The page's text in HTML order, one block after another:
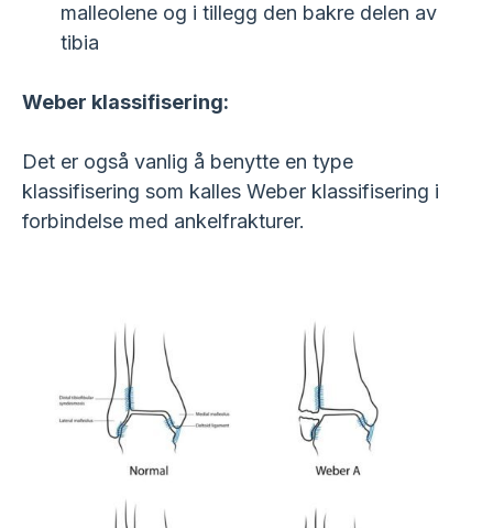
malleolene og i tillegg den bakre delen av
tibia
Weber klassifisering:
Det er også vanlig å benytte en type
klassifisering som kalles Weber klassifisering i
forbindelse med ankelfrakturer.